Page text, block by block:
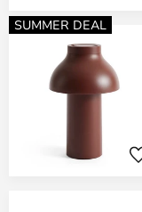
SUMMER DEAL